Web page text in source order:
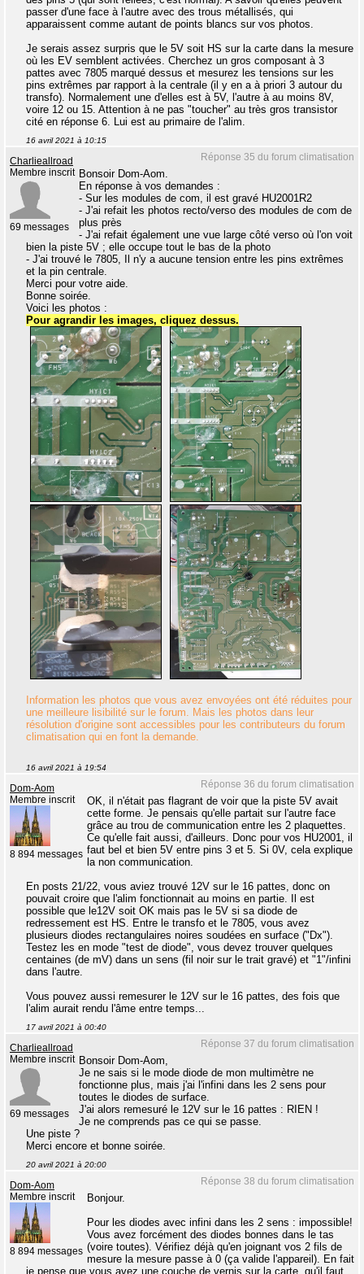
passer d'une face à l'autre avec des trous métallisés, qui
apparaissent comme autant de points blancs sur vos photos.
Je serais assez surpris que le 5V soit HS sur la carte dans la mesure
où les EV semblent activées. Cherchez un gros composant à 3
pattes avec 7805 marqué dessus et mesurez les tensions sur les
pins extrêmes par rapport à la centrale (il y en a à priori 3 autour du
transfo). Normalement une d'elles est à 5V, l'autre à au moins 8V,
voire 12 ou 15. Attention à ne pas "toucher" au très gros transistor
cité en réponse 6. Lui est au primaire de l'alim.
16 avril 2021 à 10:15
Réponse 35 du forum climatisation
Charlieallroad
Membre inscrit
69 messages
Bonsoir Dom-Aom.
En réponse à vos demandes :
- Sur les modules de com, il est gravé HU2001R2
- J'ai refait les photos recto/verso des modules de com de
plus près
- J'ai refait également une vue large côté verso où l'on voit
bien la piste 5V ; elle occupe tout le bas de la photo
- J'ai trouvé le 7805, Il n'y a aucune tension entre les pins extrêmes
et la pin centrale.
Merci pour votre aide.
Bonne soirée.
Voici les photos :
Pour agrandir les images, cliquez dessus.
Information les photos que vous avez envoyées ont été réduites pour
une meilleure lisibilité sur le forum. Mais les photos dans leur
résolution d'origine sont accessibles pour les contributeurs du forum
climatisation qui en font la demande.
16 avril 2021 à 19:54
Réponse 36 du forum climatisation
Dom-Aom
Membre inscrit
8 894 messages
OK, il n'était pas flagrant de voir que la piste 5V avait
cette forme. Je pensais qu'elle partait sur l'autre face
grâce au trou de communication entre les 2 plaquettes.
Ce qu'elle fait aussi, d'ailleurs. Donc pour vos HU2001, il
faut bel et bien 5V entre pins 3 et 5. Si 0V, cela explique
la non communication.
En posts 21/22, vous aviez trouvé 12V sur le 16 pattes, donc on
pouvait croire que l'alim fonctionnait au moins en partie. Il est
possible que le12V soit OK mais pas le 5V si sa diode de
redressement est HS. Entre le transfo et le 7805, vous avez
plusieurs diodes rectangulaires noires soudées en surface ("Dx").
Testez les en mode "test de diode", vous devez trouver quelques
centaines (de mV) dans un sens (fil noir sur le trait gravé) et "1"/infini
dans l'autre.
Vous pouvez aussi remesurer le 12V sur le 16 pattes, des fois que
l'alim aurait rendu l'âme entre temps...
17 avril 2021 à 00:40
Réponse 37 du forum climatisation
Charlieallroad
Membre inscrit
69 messages
Bonsoir Dom-Aom,
Je ne sais si le mode diode de mon multimètre ne
fonctionne plus, mais j'ai l'infini dans les 2 sens pour
toutes le diodes de surface.
J'ai alors remesuré le 12V sur le 16 pattes : RIEN !
Je ne comprends pas ce qui se passe.
Une piste ?
Merci encore et bonne soirée.
20 avril 2021 à 20:00
Réponse 38 du forum climatisation
Dom-Aom
Membre inscrit
8 894 messages
Bonjour.
Pour les diodes avec infini dans les 2 sens : impossible!
Vous avez forcément des diodes bonnes dans le tas
(voire toutes). Vérifiez déjà qu'en joignant vos 2 fils de
mesure la mesure passe à 0 (ça valide l'appareil). En fait
je pense que vous avez une couche de vernis sur la carte, qu'il faut